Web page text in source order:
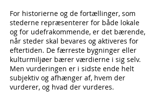
For historierne og de fortællinger, som
stederne repræsenterer for både lokale
og for udefrakommende, er det bærende,
når steder skal bevares og aktiveres for
eftertiden. De færreste bygninger eller
kulturmiljøer bærer værdierne i sig selv.
Men vurderingen er i sidste ende helt
subjektiv og afhænger af, hvem der
vurderer, og hvad der vurderes.